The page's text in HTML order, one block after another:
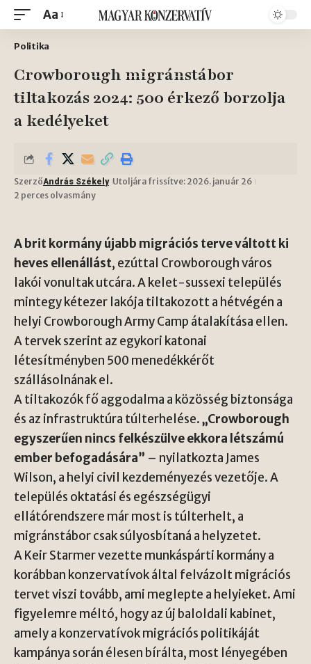
Aa
Politika
Crowborough migránstábor
tiltakozás 2024: 500 érkező borzolja
a kedélyeket
SzerzőAndrás Székely Utoljára frissítve: 2026. január 26
2 perces olvasmány
A brit kormány újabb migrációs terve váltott ki
heves ellenállást, ezúttal Crowborough város
lakói vonultak utcára. A kelet-sussexi település
mintegy kétezer lakója tiltakozott a hétvégén a
helyi Crowborough Army Camp átalakítása ellen.
A tervek szerint az egykori katonai
létesítményben 500 menedékkérőt
szállásolnának el.
A tiltakozók fő aggodalma a közösség biztonsága
és az infrastruktúra túlterhelése.„Crowborough
egyszerűen nincs felkészülve ekkora létszámú
ember befogadására” – nyilatkozta James
Wilson, a helyi civil kezdeményezés vezetője. A
település oktatási és egészségügyi
ellátórendszere már most is túlterhelt, a
migránstábor csak súlyosbítaná a helyzetet.
A Keir Starmer vezette munkáspárti kormány a
korábban konzervatívok által felvázolt migrációs
tervet viszi tovább, ami meglepte a helyieket. Ami
figyelemre méltó, hogy az új baloldali kabinet,
amely a konzervatívok migrációs politikáját
kampánya során élesen bírálta, most lényegében